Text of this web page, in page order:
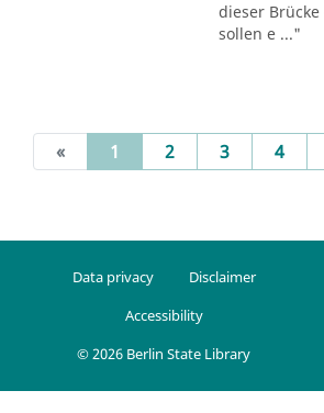
dieser
sollen e ..."
« 1 (current)
2 3 4
Data privacy
Disclaimer
Accessibility
© 2026 Berlin State Library